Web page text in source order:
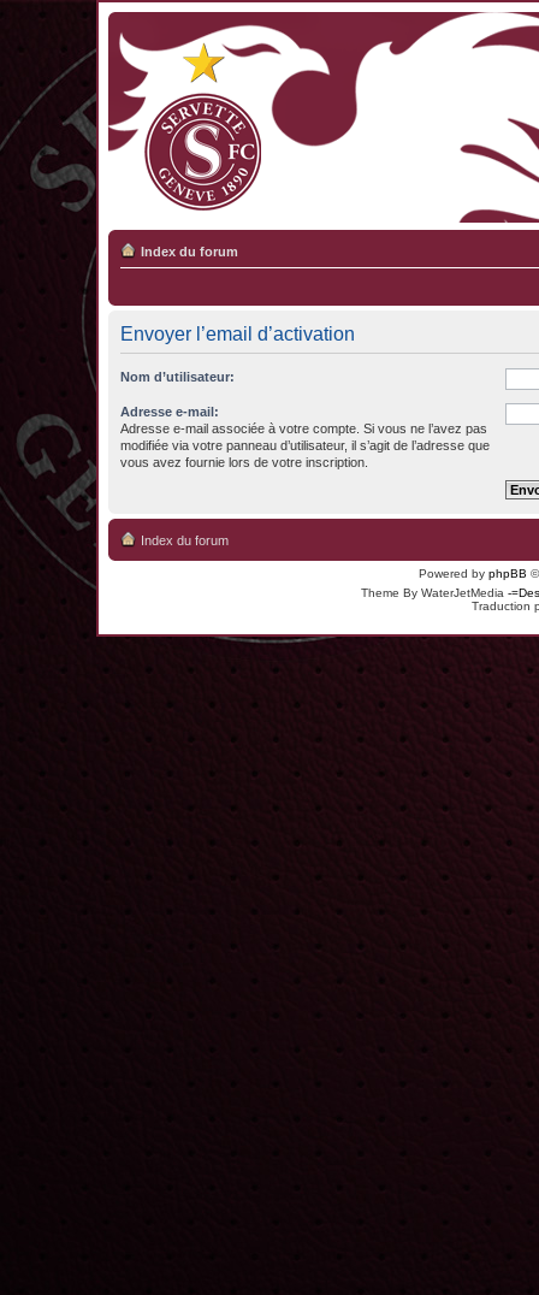
Index du forum
Envoyer l’email d’activation
Nom d’utilisateur:
Adresse e-mail:
Adresse e-mail associée à votre compte. Si vous ne l’avez pas
modifiée via votre panneau d’utilisateur, il s’agit de l’adresse que
vous avez fournie lors de votre inscription.
Index du forum
Powered by phpBB
Theme By WaterJetMedia -
Traduction